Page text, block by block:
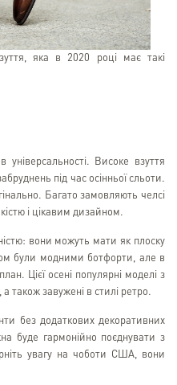
яка в 2020 році має такі
універсальності. Високе взуття
під час осінньої сльоти.
Багато замовляють челсі
і цікавим дизайном.
вони можуть мати як плоску
були модними ботфорти, але в
Цієї осені популярні моделі з
також завужені в стилі ретро.
без додаткових декоративних
буде гармонійно поєднувати з
увагу на чоботи США, вони